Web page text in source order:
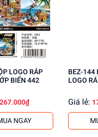
năng giải quyết vấn đề
tay mắt
Liên hệ ngay để biết
BIỂN 442
267.000₫
NGAY
BEZ-144 HỘP ẾCH
LOGO
Giá lẻ: